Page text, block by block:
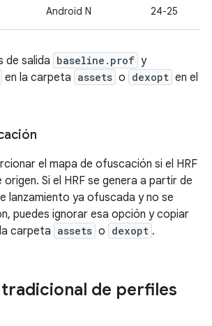
Android N 24-25
de salida baseline.prof y
en la carpeta assets o dexopt en el
el mapa de ofuscación si el HRF
Si el HRF se genera a partir de
lanzamiento ya ofuscada y no se
puedes ignorar esa opción y copiar
carpeta assets o dexopt .
de perfiles